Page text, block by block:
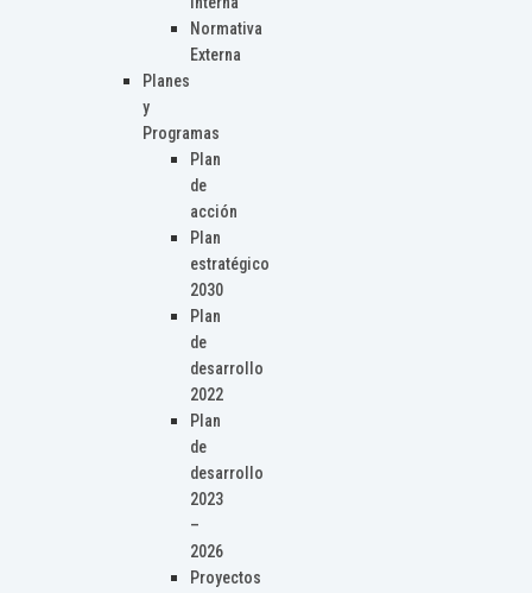
Normativa
Externa
Planes
y
Programas
Plan
de
acción
Plan
estratégico
2030
Plan
de
desarrollo
2022
Plan
de
desarrollo
2023
–
2026
Proyectos